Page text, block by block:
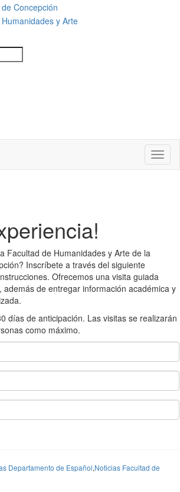
Facultad de Humanidades y Arte de la
Inscríbete a través del siguiente
Ofrecemos una visita guiada
además de entregar información académica y
días de anticipación. Las visitas se realizarán
como máximo.
Departamento de Español,Noticias Facultad de